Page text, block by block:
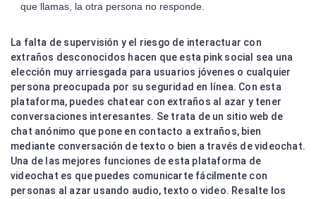
que llamas, la otra persona no responde.
La falta de supervisión y el riesgo de interactuar con
extraños desconocidos hacen que esta pink social sea una
elección muy arriesgada para usuarios jóvenes o cualquier
persona preocupada por su seguridad en línea. Con esta
plataforma, puedes chatear con extraños al azar y tener
conversaciones interesantes. Se trata de un sitio web de
chat anónimo que pone en contacto a extraños, bien
mediante conversación de texto o bien a través de videochat.
Una de las mejores funciones de esta plataforma de
videochat es que puedes comunicarte fácilmente con
personas al azar usando audio, texto o video. Resalte los